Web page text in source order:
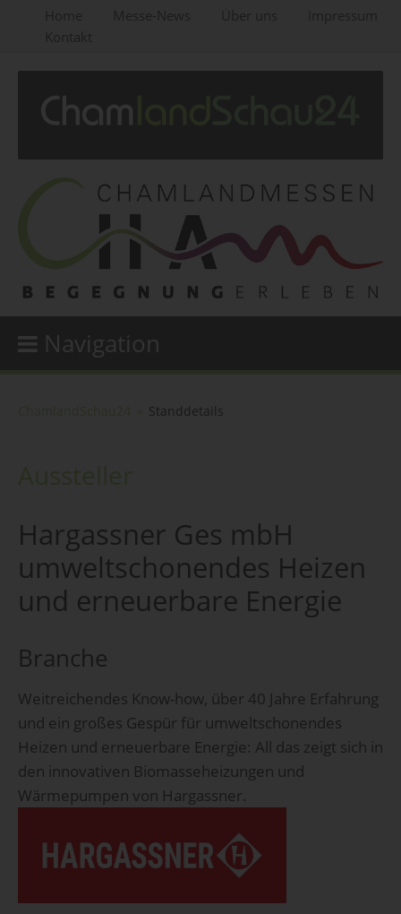
Navigation
Standdetails
Hargassner Ges mbH
umweltschonendes Heizen
und erneuerbare Energie
Branche
Weitreichendes Know-how, über 40 Jahre Erfahrung
und ein großes Gespür für umweltschonendes
Heizen und erneuerbare Energie: All das zeigt sich in
den innovativen Biomasseheizungen und
Wärmepumpen von Hargassner.